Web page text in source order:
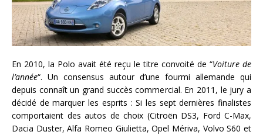
En 2010, la Polo avait été reçu le titre convoité de “Voiture de
l’année“. Un consensus autour d’une fourmi allemande qui
depuis connaît un grand succès commercial. En 2011, le jury a
décidé de marquer les esprits : Si les sept dernières finalistes
comportaient des autos de choix (Citroën DS3, Ford C-Max,
Dacia Duster, Alfa Romeo Giulietta, Opel Mériva, Volvo S60 et